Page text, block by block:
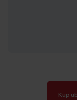
Kup